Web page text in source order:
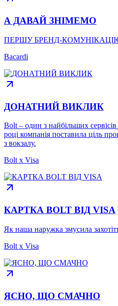
А ДАВАЙ ЗНІМЕМО
ПЕРШУ БРЕНД-КОМУНІКАЦІЮ
Bacardi
ДОНАТНИЙ ВИКЛИК
Bolt – один з найбільших
році компанія поставила ціль
з вокзалу.
Bolt x Visa
КАРТКА BOLT ВІД VISA
Як наша наружка змусила
Bolt x Visa
ЯСНО, ЩО СМАЧНО